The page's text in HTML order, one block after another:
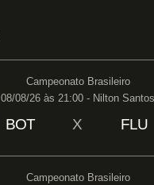
Campeonato Brasileiro
08/08/26 às 21:00 - Nilton Santos
BOT X FLU
Campeonato Brasileiro